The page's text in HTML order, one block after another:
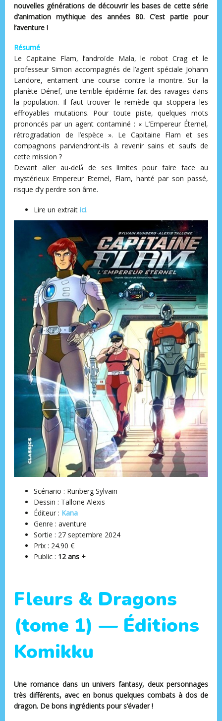
nouvelles générations de découvrir les bases de cette série
d’animation mythique des années 80. C’est partie pour
l’aventure !
Résumé
Le Capitaine Flam, l’androïde Mala, le robot Crag et le
professeur Simon accompagnés de l’agent spéciale Johann
Landore, entament une course contre la montre. Sur la
planète Dénef, une terrible épidémie fait des ravages dans
la population. Il faut trouver le remède qui stoppera les
effroyables mutations. Pour toute piste, quelques mots
prononcés par un agent contaminé : « L’Empereur Éternel,
rétrogradation de l’espèce ». Le Capitaine Flam et ses
compagnons parviendront-ils à revenir sains et saufs de
cette mission ?
Devant aller au-delà̀ de ses limites pour faire face au
mystérieux Empereur Eternel, Flam, hanté par son passé,
risque d’y perdre son âme.
Lire un extraitici.
Scénario : Runberg Sylvain
Dessin : Tallone Alexis
Éditeur ‏: Kana
Genre : aventure
Sortie : 27 septembre 2024
Prix : 24.90 €
Public : 12 ans +
Fleurs & Dragons
(tome 1) — Éditions
Komikku
Une romance dans un univers fantasy, deux personnages
très différents, avec en bonus quelques combats à dos de
dragon. De bons ingrédients pour s’évader !